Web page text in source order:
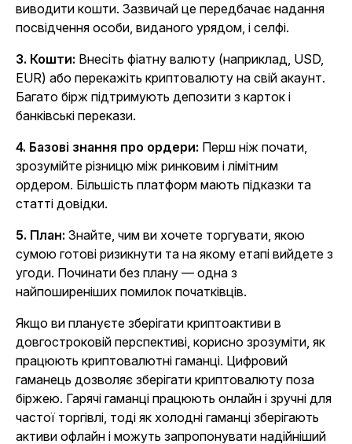
виводити кошти. Зазвичай це передбачає надання
посвідчення особи, виданого урядом, і селфі.
3. Кошти: Внесіть фіатну валюту (наприклад, USD,
EUR) або перекажіть криптовалюту на свій акаунт.
Багато бірж підтримують депозити з карток і
банківські перекази.
4. Базові знання про ордери: Перш ніж почати,
зрозумійте різницю між ринковим і лімітним
ордером. Більшість платформ мають підказки та
статті довідки.
5. План: Знайте, чим ви хочете торгувати, якою
сумою готові ризикнути та на якому етапі вийдете з
угоди. Починати без плану — одна з
найпоширеніших помилок початківців.
Якщо ви плануєте зберігати криптоактиви в
довгостроковій перспективі, корисно зрозуміти, як
працюють криптовалютні гаманці. Цифровий
гаманець дозволяє зберігати криптовалюту поза
біржею. Гарячі гаманці працюють онлайн і зручні для
частої торгівлі, тоді як холодні гаманці зберігають
активи офлайн і можуть запропонувати надійніший